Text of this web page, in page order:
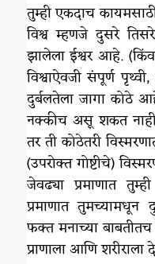
तुम्ही एकदाच
विश्व म्हणजे दुसरे
झालेला ईश्वर आहे.
विश्वाऐवजी संपूर्ण
दुर्बलतेला जागा कोठे
नक्कीच असू शकत
तर ती कोठेतरी
(उपरोक्त गोष्टीचे)
जेवढ्या प्रमाणात
प्रमाणात
फक्त मनाच्या
प्राणाला आणि